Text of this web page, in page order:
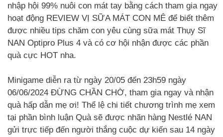
nhập hội 99% nuôi con mát tay bằng cách tham gia ngay
hoạt động REVIEW VỊ SỮA MÁT CON MÊ để biết thêm
được nhiều tips chăm con yêu cùng sữa mát Thụy Sĩ
NAN Optipro Plus 4 và có cơ hội nhận được các phần
quà cực HOT nha.
Minigame diễn ra từ ngày 20/05 đến 23h59 ngày
06/06/2024 ĐỪNG CHẦN CHỜ, tham gia ngay và nhận
quà hấp dẫn mẹ ơi! Thể lệ chi tiết chương trình mẹ xem
tại phần bình luận Quà sẽ được nhãn hàng Nestlé NAN
gửi trực tiếp đến người thắng cuộc dự kiến sau 14 ngày